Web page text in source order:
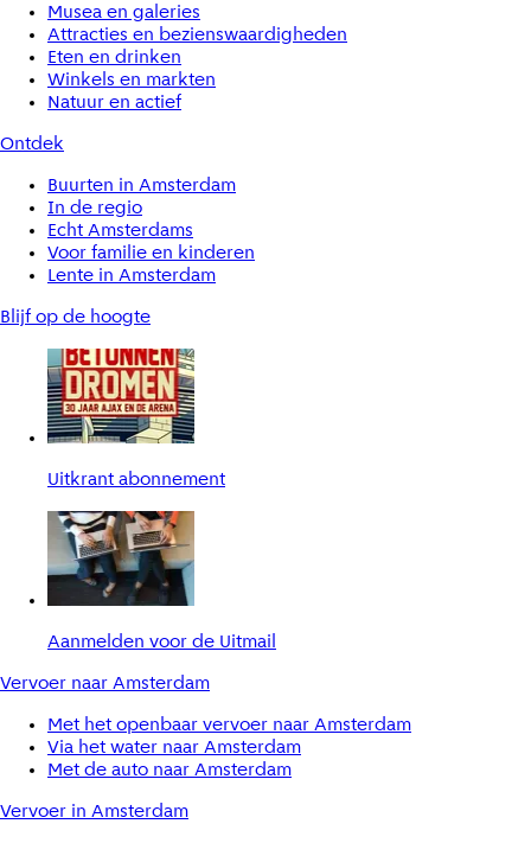
Musea en galeries
Attracties en bezienswaardigheden
Eten en drinken
Winkels en markten
Natuur en actief
Ontdek
Buurten in Amsterdam
In de regio
Echt Amsterdams
Voor familie en kinderen
Lente in Amsterdam
Blijf op de hoogte
Uitkrant abonnement
Aanmelden voor de Uitmail
Vervoer naar Amsterdam
Met het openbaar vervoer naar Amsterdam
Via het water naar Amsterdam
Met de auto naar Amsterdam
Vervoer in Amsterdam